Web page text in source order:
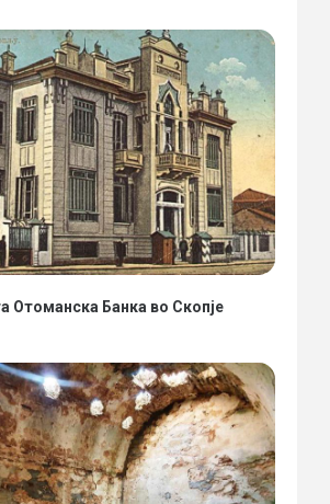
Отоманска Банка во Скопје